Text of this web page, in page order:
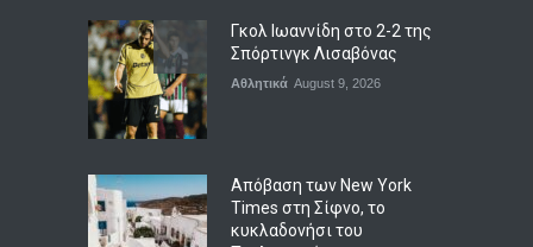
Γκολ Ιωαννίδη στο 2-2 της
Σπόρτινγκ Λισαβόνας
Αθλητικά August 9, 2026
Απόβαση των New York
Times στη Σίφνο, το
κυκλαδονήσι του